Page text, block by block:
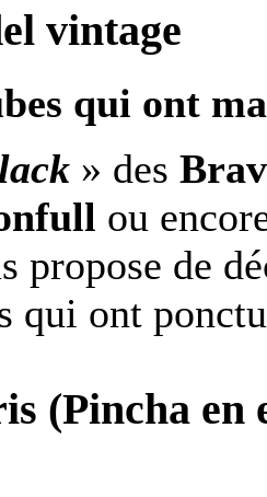
vintage
qui ont
» des
ou
propose de
qui ont
(Pincha en